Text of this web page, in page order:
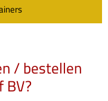
/ bestellen